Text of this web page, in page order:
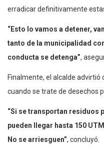
erradicar definitivamente
“Esto lo vamos a detener,
tanto de la municipalidad
conducta se detenga”,
Finalmente, el alcalde
cuando se trate de desechos
“Si se transportan residuos
pueden llegar hasta 150
No se arriesguen”, concluyó.